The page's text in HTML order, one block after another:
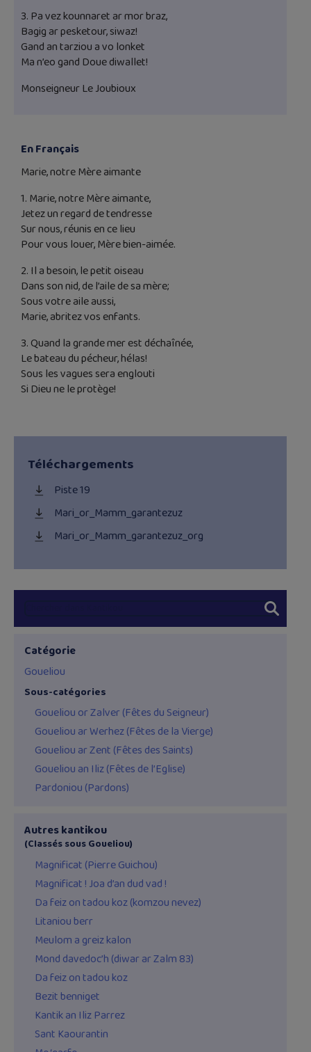
3. Pa vez kounnaret ar mor braz,
Bagig ar pesketour, siwaz!
Gand an tarziou a vo lonket
Ma n’eo gand Doue diwallet!
Monseigneur Le Joubioux
En Français
Marie, notre Mère aimante
1. Marie, notre Mère aimante,
Jetez un regard de tendresse
Sur nous, réunis en ce lieu
Pour vous louer, Mère bien-aimée.
2. Il a besoin, le petit oiseau
Dans son nid, de l’aile de sa mère;
Sous votre aile aussi,
Marie, abritez vos enfants.
3. Quand la grande mer est déchaînée,
Le bateau du pécheur, hélas!
Sous les vagues sera englouti
Si Dieu ne le protège!
Téléchargements
Piste 19
Mari_or_Mamm_garantezuz
Mari_or_Mamm_garantezuz_org
Catégorie
Goueliou
Sous-catégories
Goueliou or Zalver (Fêtes du Seigneur)
Goueliou ar Werhez (Fêtes de la Vierge)
Goueliou ar Zent (Fêtes des Saints)
Goueliou an Iliz (Fêtes de l’Eglise)
Pardoniou (Pardons)
Autres kantikou
(Classés sous Goueliou)
Magnificat (Pierre Guichou)
Magnificat ! Joa d’an dud vad !
Da feiz on tadou koz (komzou nevez)
Litaniou berr
Meulom a greiz kalon
Mond davedoc’h (diwar ar Zalm 83)
Da feiz on tadou koz
Bezit benniget
Kantik an Iliz Parrez
Sant Kaourantin